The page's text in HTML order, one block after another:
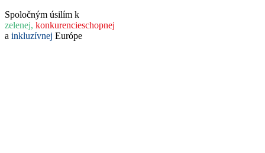
Spoločným úsilím k
zelenej, konkurencieschopnej
a inkluzívnej Európe